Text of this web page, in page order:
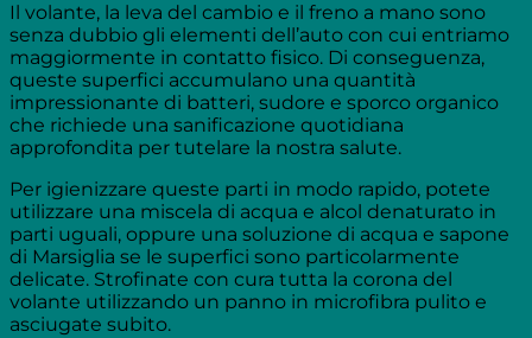
Il volante, la leva del cambio e il freno a mano sono
senza dubbio gli elementi dell’auto con cui entriamo
maggiormente in contatto fisico. Di conseguenza,
queste superfici accumulano una quantità
impressionante di batteri, sudore e sporco organico
che richiede una sanificazione quotidiana
approfondita per tutelare la nostra salute.
Per igienizzare queste parti in modo rapido, potete
utilizzare una miscela di acqua e alcol denaturato in
parti uguali, oppure una soluzione di acqua e sapone
di Marsiglia se le superfici sono particolarmente
delicate. Strofinate con cura tutta la corona del
volante utilizzando un panno in microfibra pulito e
asciugate subito.